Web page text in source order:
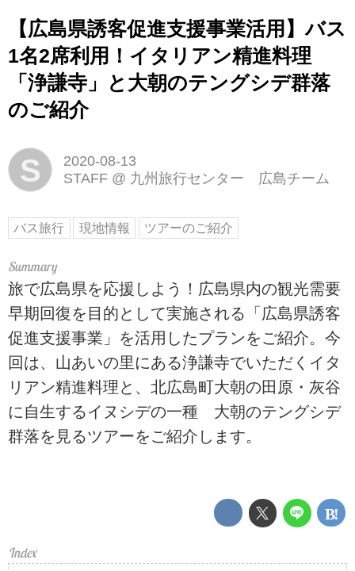
【広島県誘客促進支援事業活用】バス
1名2席利用！イタリアン精進料理
「浄謙寺」と大朝のテングシデ群落
のご紹介
S
2020-08-13
STAFF @ 九州旅行センター 広島チーム
バス旅行 現地情報 ツアーのご紹介
旅で広島県を応援しよう！広島県内の観光需要
早期回復を目的として実施される「広島県誘客
促進支援事業」を活用したプランをご紹介。今
回は、山あいの里にある浄謙寺でいただくイタ
リアン精進料理と、北広島町大朝の田原・灰谷
に自生するイヌシデの一種 大朝のテングシデ
群落を見るツアーをご紹介します。